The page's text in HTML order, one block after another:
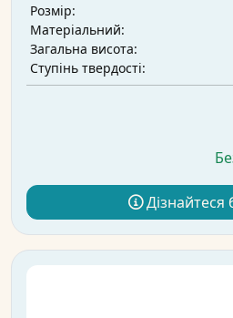
Розмір:
Матеріальний:
Загальна висота:
Ступінь твердості:
Дізнайтеся